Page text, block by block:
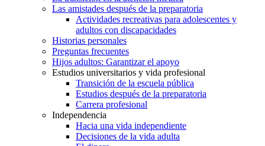
Las amistades después de la preparatoria
Actividades recreativas para adolescentes y
adultos con discapacidades
Historias personales
Preguntas frecuentes
Hijos adultos: Garantizar el apoyo
Estudios universitarios y vida profesional
Transición de la escuela pública
Estudios después de la preparatoria
Carrera profesional
Independencia
Hacia una vida independiente
Decisiones de la vida adulta